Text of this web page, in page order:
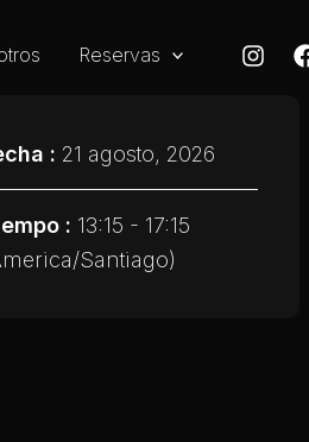
Reservas
: 21 agosto, 2026
: 13:15 - 17:15
Santiago)